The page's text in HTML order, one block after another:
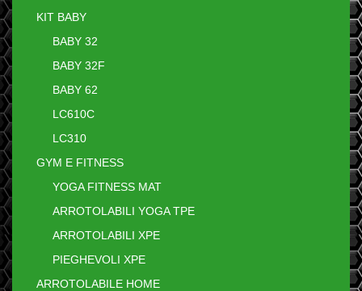
KIT BABY
BABY 32
BABY 32F
BABY 62
LC610C
LC310
GYM E FITNESS
YOGA FITNESS MAT
ARROTOLABILI YOGA TPE
ARROTOLABILI XPE
PIEGHEVOLI XPE
ARROTOLABILE HOME